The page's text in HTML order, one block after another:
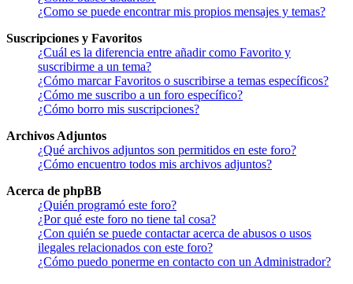
¿Como se puede encontrar mis propios mensajes y temas?
Suscripciones y Favoritos
¿Cuál es la diferencia entre añadir como Favorito y
suscribirme a un tema?
¿Cómo marcar Favoritos o suscribirse a temas específicos?
¿Cómo me suscribo a un foro específico?
¿Cómo borro mis suscripciones?
Archivos Adjuntos
¿Qué archivos adjuntos son permitidos en este foro?
¿Cómo encuentro todos mis archivos adjuntos?
Acerca de phpBB
¿Quién programó este foro?
¿Por qué este foro no tiene tal cosa?
¿Con quién se puede contactar acerca de abusos o usos
ilegales relacionados con este foro?
¿Cómo puedo ponerme en contacto con un Administrador?